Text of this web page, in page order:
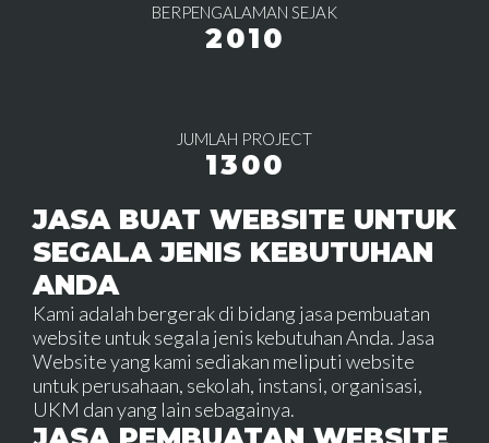
BERPENGALAMAN SEJAK
2010
JUMLAH PROJECT
1300
JASA BUAT WEBSITE UNTUK
SEGALA JENIS KEBUTUHAN
ANDA
Kami adalah bergerak di bidang jasa pembuatan
website untuk segala jenis kebutuhan Anda. Jasa
Website yang kami sediakan meliputi website
untuk perusahaan, sekolah, instansi, organisasi,
UKM dan yang lain sebagainya.